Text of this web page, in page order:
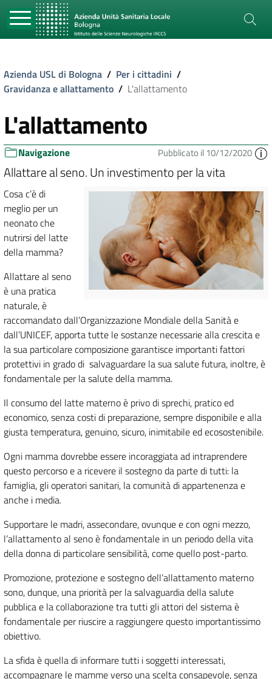
Azienda USL di Bologna / Per i cittadini /
Gravidanza e allattamento / L'allattamento
L'allattamento
Navigazione Pubblicato il 10/12/2020
Allattare al seno. Un investimento per la vita
Cosa c’è di
meglio per un
neonato che
nutrirsi del latte
della mamma?
Allattare al seno
è una pratica
naturale, è
raccomandato dall’Organizzazione Mondiale della Sanità e
dall’UNICEF, apporta tutte le sostanze necessarie alla crescita e
la sua particolare composizione garantisce importanti fattori
protettivi in grado di salvaguardare la sua salute futura, inoltre, è
fondamentale per la salute della mamma.
Il consumo del latte materno è privo di sprechi, pratico ed
economico, senza costi di preparazione, sempre disponibile e alla
giusta temperatura, genuino, sicuro, inimitabile ed ecosostenibile.
Ogni mamma dovrebbe essere incoraggiata ad intraprendere
questo percorso e a ricevere il sostegno da parte di tutti: la
famiglia, gli operatori sanitari, la comunità di appartenenza e
anche i media.
Supportare le madri, assecondare, ovunque e con ogni mezzo,
l’allattamento al seno è fondamentale in un periodo della vita
della donna di particolare sensibilità, come quello post-parto.
Promozione, protezione e sostegno dell’allattamento materno
sono, dunque, una priorità per la salvaguardia della salute
pubblica e la collaborazione tra tutti gli attori del sistema è
fondamentale per riuscire a raggiungere questo importantissimo
obiettivo.
La sfida è quella di informare tutti i soggetti interessati,
accompagnare le mamme verso una scelta consapevole, senza